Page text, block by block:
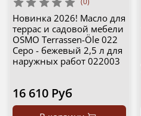
Новинка 2026! Масло для
террас и садовой мебели
OSMO Terrassen-Öle 022
Серо - бежевый 2,5 л для
наружных работ 022003
16 610 Руб